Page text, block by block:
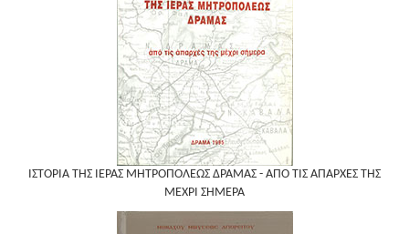
ΙΣΤΟΡΙΑ ΤΗΣ ΙΕΡΑΣ ΜΗΤΡΟΠΟΛΕΩΣ ΔΡΑΜΑΣ - ΑΠΟ ΤΙΣ ΑΠΑΡΧΕΣ ΤΗΣ
ΜΕΧΡΙ ΣΗΜΕΡΑ